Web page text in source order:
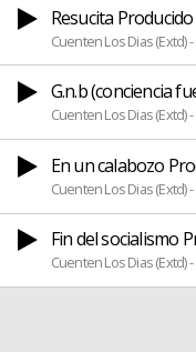
Resucita
Cuenten Los Dias (Extd)
G.n.b (conciencia
Cuenten Los Dias (Extd)
En un calabozo
Cuenten Los Dias (Extd)
Fin del socialismo
Cuenten Los Dias (Extd)